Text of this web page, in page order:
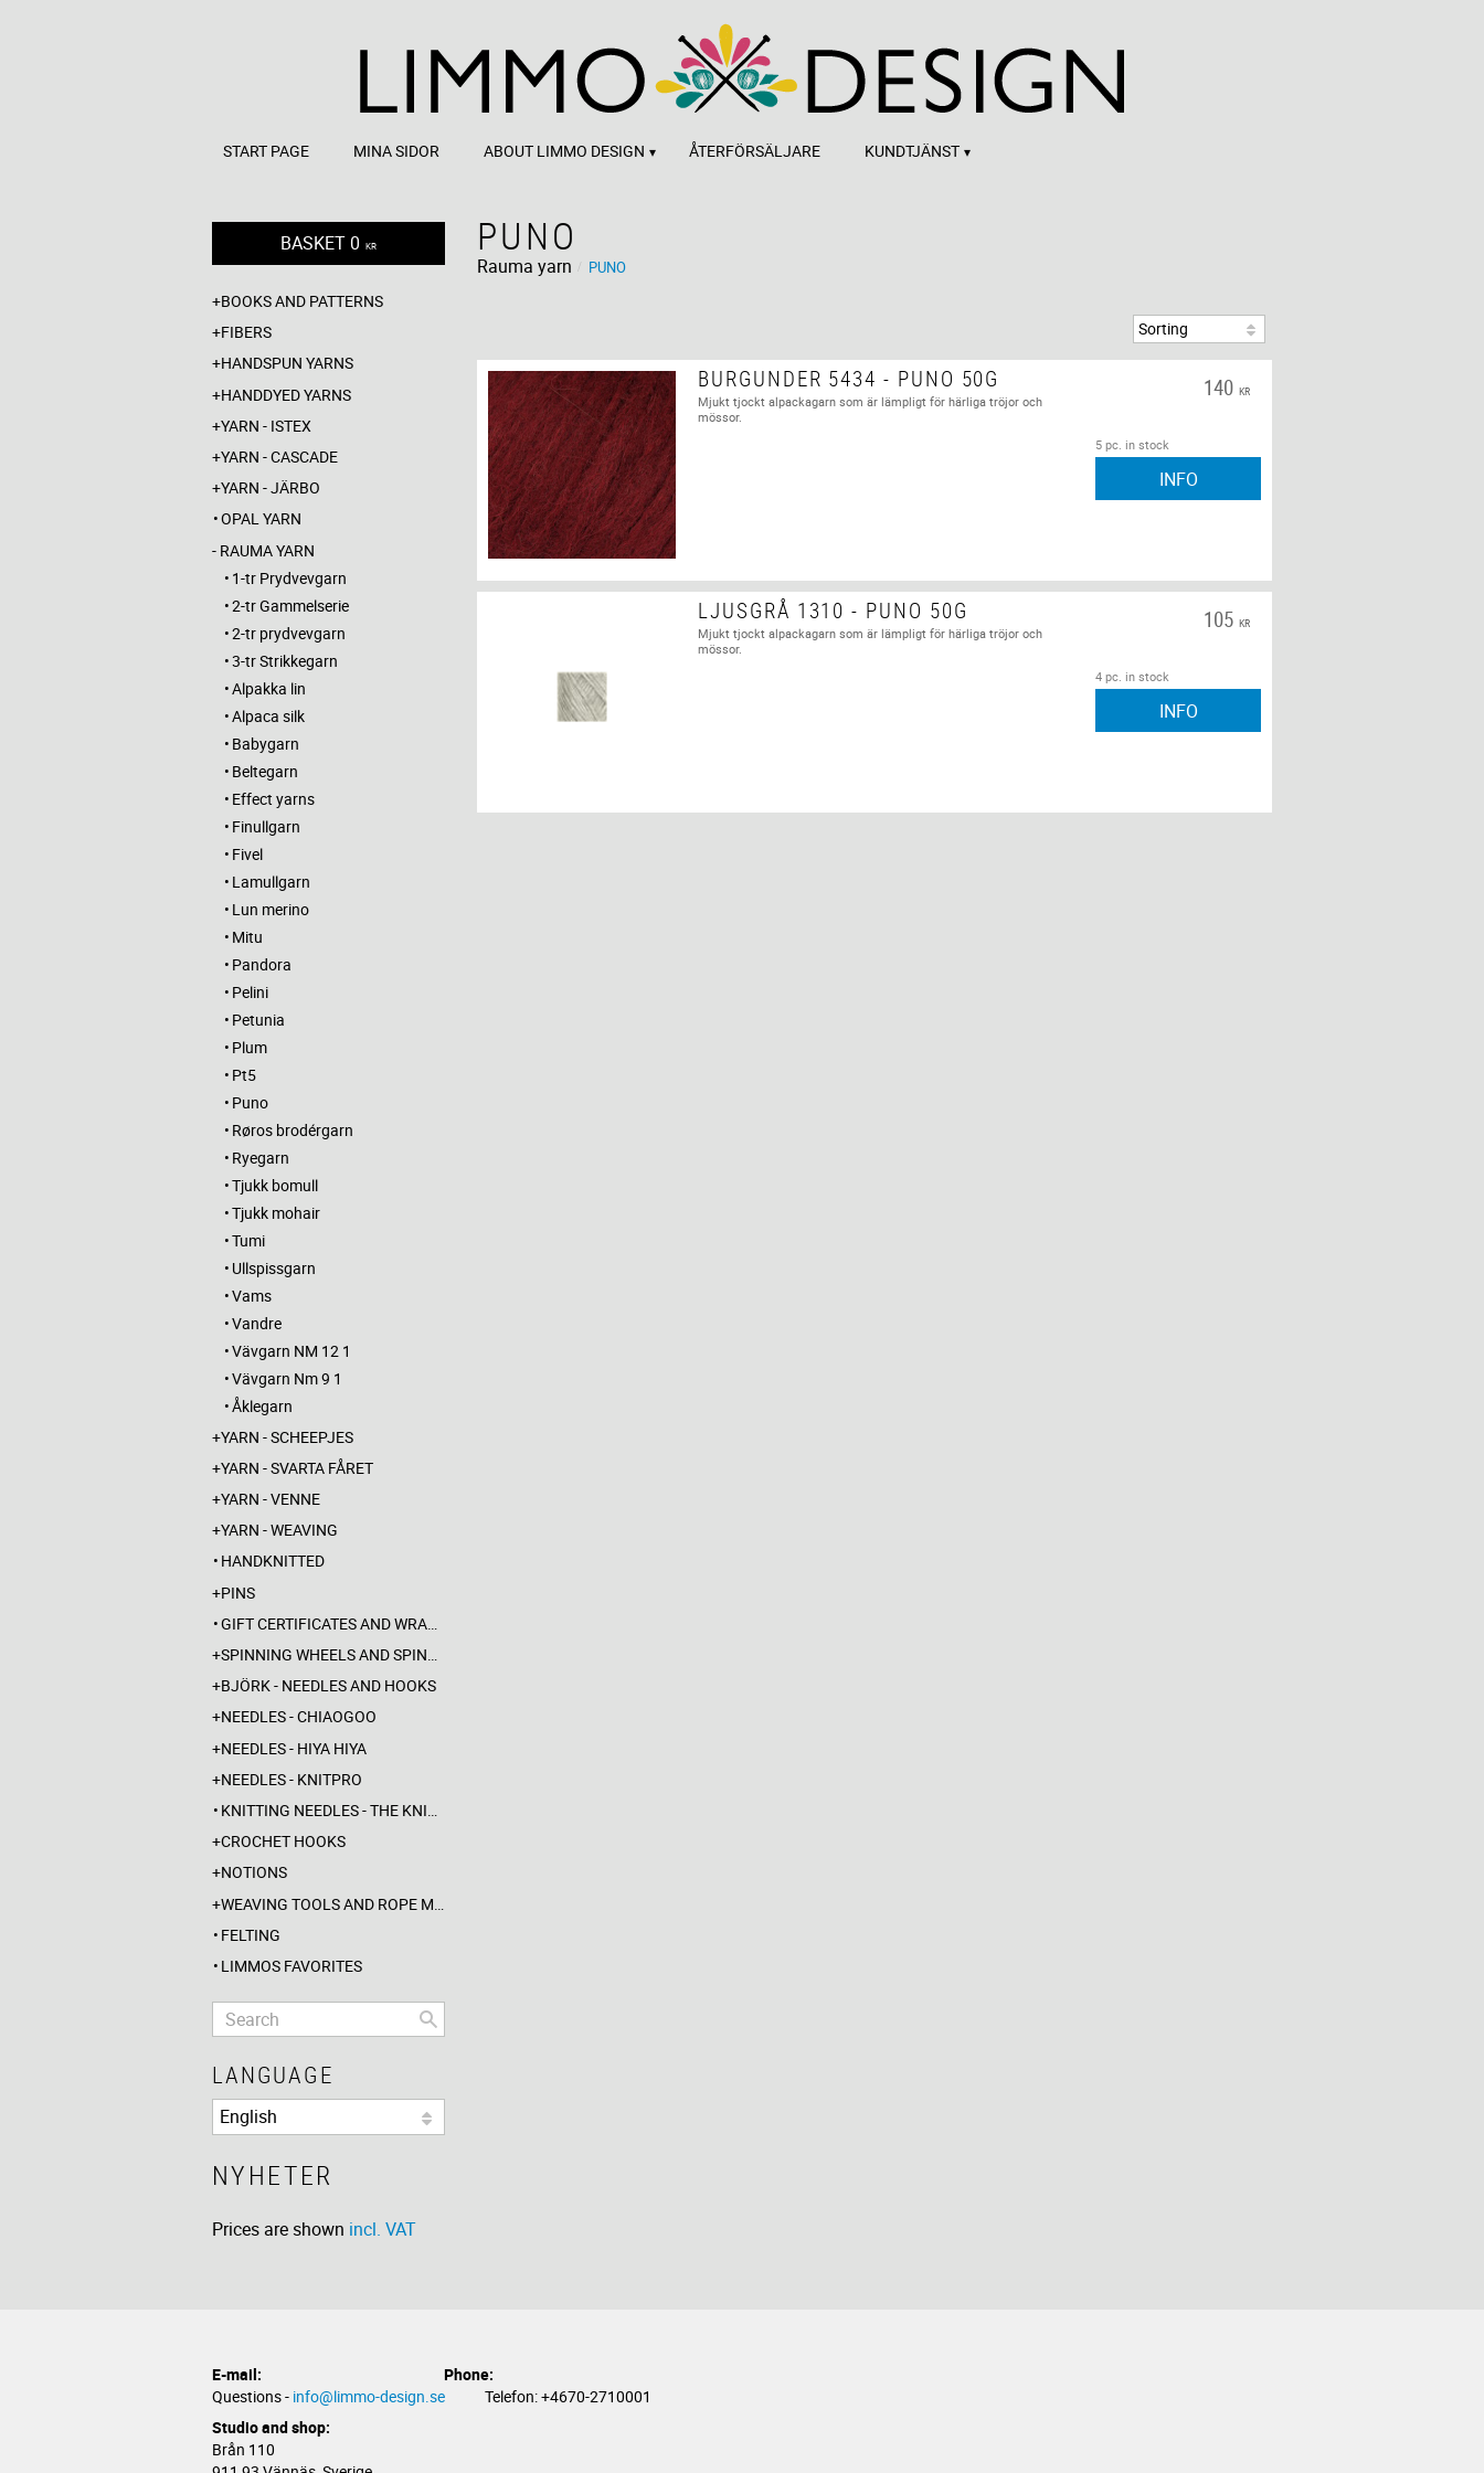
START PAGE MINA SIDOR ABOUT LIMMO DESIGN ÅTERFÖRSÄLJARE KUNDTJÄNST
PUNO
Rauma yarn PUNO
BURGUNDER 5434 - PUNO 50G
Mjukt tjockt alpackagarn som är lämpligt för härliga tröjor och
mössor.
140 KR
5 pc. in stock
INFO
LJUSGRÅ 1310 - PUNO 50G
Mjukt tjockt alpackagarn som är lämpligt för härliga tröjor och
mössor.
105 KR
4 pc. in stock
INFO
BASKET0 KR
BOOKS AND PATTERNS
FIBERS
HANDSPUN YARNS
HANDDYED YARNS
YARN - ISTEX
YARN - CASCADE
YARN - JÄRBO
OPAL YARN
RAUMA YARN
1-tr Prydvevgarn
2-tr Gammelserie
2-tr prydvevgarn
3-tr Strikkegarn
Alpakka lin
Alpaca silk
Babygarn
Beltegarn
Effect yarns
Finullgarn
Fivel
Lamullgarn
Lun merino
Mitu
Pandora
Pelini
Petunia
Plum
Pt5
Puno
Røros brodérgarn
Ryegarn
Tjukk bomull
Tjukk mohair
Tumi
Ullspissgarn
Vams
Vandre
Vävgarn NM 12 1
Vävgarn Nm 9 1
Åklegarn
YARN - SCHEEPJES
YARN - SVARTA FÅRET
YARN - VENNE
YARN - WEAVING
HANDKNITTED
PINS
GIFT CERTIFICATES AND WRAPPINGS
SPINNING WHEELS AND SPINDLES
BJÖRK - NEEDLES AND HOOKS
NEEDLES - CHIAOGOO
NEEDLES - HIYA HIYA
NEEDLES - KNITPRO
KNITTING NEEDLES - THE KNITTING BARBER
CROCHET HOOKS
NOTIONS
WEAVING TOOLS AND ROPE MAKING
FELTING
LIMMOS FAVORITES
LANGUAGE
NYHETER
Prices are shown incl. VAT
E-mail:
Phone:
Questions - info@limmo-design.se Telefon: +4670-2710001
Studio and shop:
Brån 110